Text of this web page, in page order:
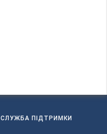
СЛУЖБА ПІДТРИМКИ